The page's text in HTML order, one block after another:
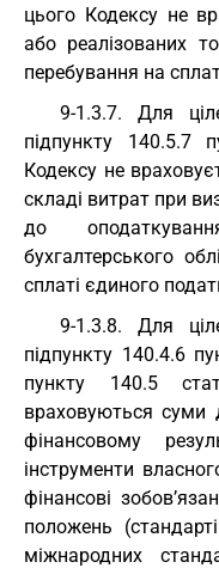
цього Кодексу не
або реалізованих
перебування на
9-1.3.7. Для
підпункту 140.5.7
Кодексу не
складі витрат при
до
бухгалтерського
сплаті єдиного
9-1.3.8. Для
підпункту 140.4.6
пункту 140.5
враховуються суми
фінансовому
інструменти
фінансові
положень
міжнародних